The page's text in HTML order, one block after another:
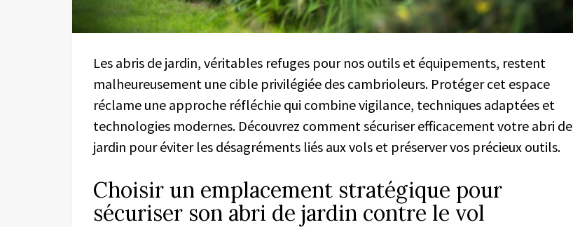
Les abris de jardin, véritables refuges pour nos outils et équipements, restent
malheureusement une cible privilégiée des cambrioleurs. Protéger cet espace
réclame une approche réfléchie qui combine vigilance, techniques adaptées et
technologies modernes. Découvrez comment sécuriser efficacement votre abri de
jardin pour éviter les désagréments liés aux vols et préserver vos précieux outils.
Choisir un emplacement stratégique pour
sécuriser son abri de jardin contre le vol